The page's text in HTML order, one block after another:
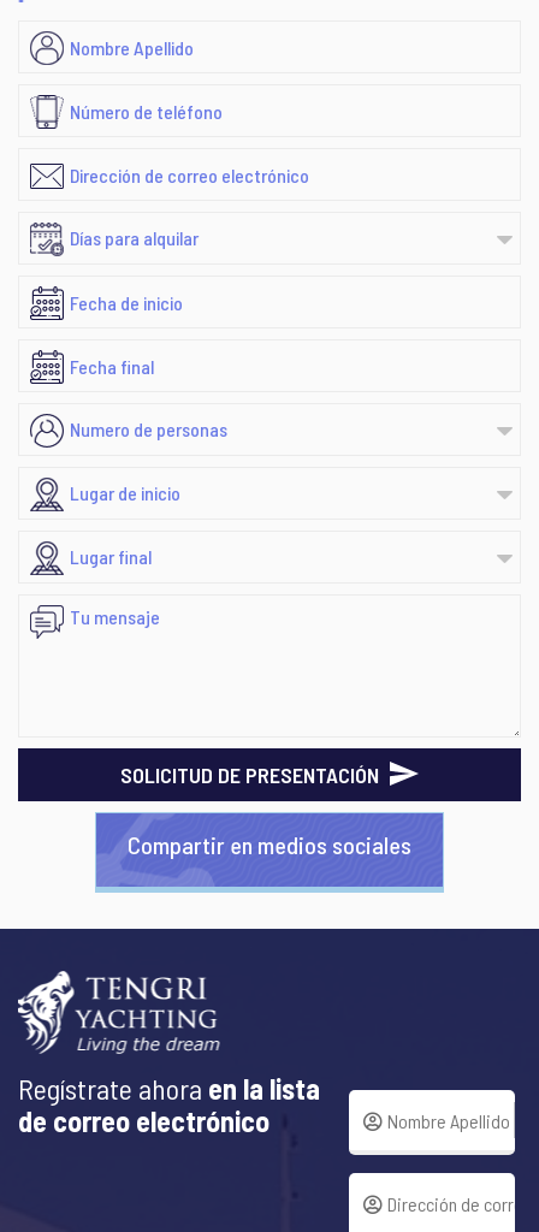
SOLICITUD DE PRESENTACIÓN
Compartir en medios sociales
Regístrate ahora en la lista
de correo electrónico